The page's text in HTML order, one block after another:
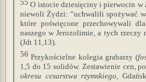
55O istocie dziesięciny i pierwocin w
niewoli Żydzi: “uchwalili spożywać
które poświęcone przechowywali
naszego w Jerozolimie, a tych
(Jdt 11,13).
56Przykościelne kolegia grabarzy (
1,5 do 15 solidów. Zestawienie cen,
okresu cesarstwa rzymskiego ,